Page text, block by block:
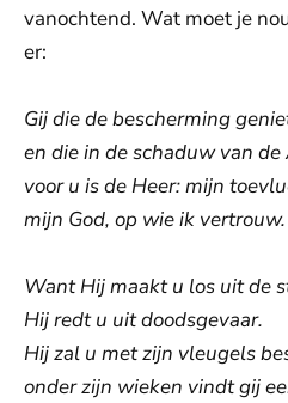
vanochtend. Wat moet je
er:
Gij die de bescherming
en die in de schaduw van
voor u is de Heer: mijn
mijn God, op wie ik vertrouw.
Want Hij maakt u los uit de
Hij redt u uit doodsgevaar.
Hij zal u met zijn vleugels
onder zijn wieken vindt gij